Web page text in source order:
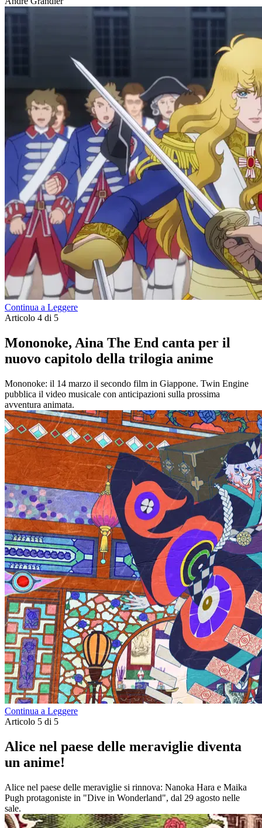
Continua a Leggere
Articolo 4 di 5
Mononoke, Aina The End canta per il
nuovo capitolo della trilogia anime
Mononoke: il 14 marzo il secondo film in Giappone. Twin Engine
pubblica il video musicale con anticipazioni sulla prossima
avventura animata.
Continua a Leggere
Articolo 5 di 5
Alice nel paese delle meraviglie diventa
un anime!
Alice nel paese delle meraviglie si rinnova: Nanoka Hara e Maika
Pugh protagoniste in "Dive in Wonderland", dal 29 agosto nelle
sale.